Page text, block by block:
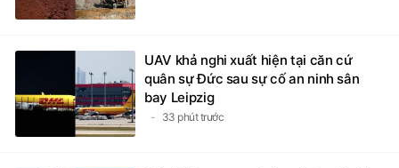
UAV khả nghi xuất hiện tại căn cứ
quân sự Đức sau sự cố an ninh sân
bay Leipzig
33 phút trước